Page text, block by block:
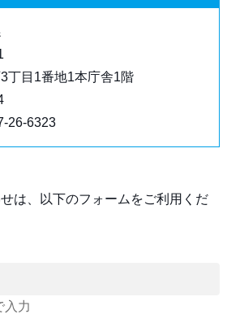
丁目1番地1本庁舎1階
26-6323
は、以下のフォームをご利用くだ
入力